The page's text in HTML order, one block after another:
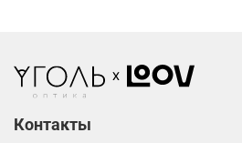
Контакты